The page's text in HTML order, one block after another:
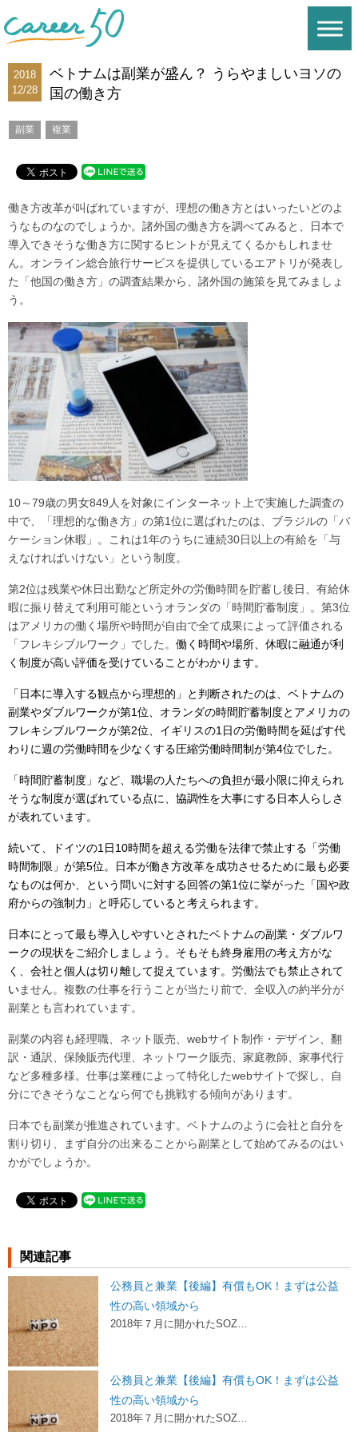
2018
12/28
ベトナムは副業が盛ん？ うらやましいヨソの
国の働き方
副業 複業
働き方改革が叫ばれていますが、理想の働き方とはいったいどのよ
うなものなのでしょうか。諸外国の働き方を調べてみると、日本で
導入できそうな働き方に関するヒントが見えてくるかもしれませ
ん。オンライン総合旅行サービスを提供しているエアトリが発表し
た「他国の働き方」の調査結果から、諸外国の施策を見てみましょ
う。
10～79歳の男女849人を対象にインターネット上で実施した調査の
中で、「理想的な働き方」の第1位に選ばれたのは、ブラジルの「バ
ケーション休暇」。これは1年のうちに連続30日以上の有給を「与
えなければいけない」という制度。
第2位は残業や休日出勤など所定外の労働時間を貯蓄し後日、有給休
暇に振り替えて利用可能というオランダの「時間貯蓄制度」。第3位
はアメリカの働く場所や時間が自由で全て成果によって評価される
「フレキシブルワーク」でした。 働く時間や場所、休暇に融通が利
く制度が高い評価を受けていることがわかります。
「日本に導入する観点から理想的」と判断されたのは、ベトナムの
副業やダブルワークが第1位、オランダの時間貯蓄制度とアメリカの
フレキシブルワークが第2位、イギリスの1日の労働時間を延ばす代
わりに週の労働時間を少なくする圧縮労働時間制が第4位でした。
「時間貯蓄制度」など、職場の人たちへの負担が最小限に抑えられ
そうな制度が選ばれている点に、協調性を大事にする日本人らしさ
が表れています。
続いて、ドイツの1日10時間を超える労働を法律で禁止する「労働
時間制限」が第5位。日本が働き方改革を成功させるために最も必要
なものは何か、という問いに対する回答の第1位に挙がった「国や政
府からの強制力」と呼応していると考えられます。
日本にとって最も導入しやすいとされたベトナムの副業・ダブルワ
ークの現状をご紹介しましょう。そもそも終身雇用の考え方がな
く、会社と個人は切り離して捉えています。労働法でも禁止されて
いません。複数の仕事を行うことが当たり前で、全収入の約半分が
副業とも言われています。
副業の内容も経理職、ネット販売、webサイト制作・デザイン、翻
訳・通訳、保険販売代理、ネットワーク販売、家庭教師、家事代行
など多種多様。仕事は業種によって特化したwebサイトで探し、自
分にできそうなことなら何でも挑戦する傾向があります。
日本でも副業が推進されています。ベトナムのように会社と自分を
割り切り、まず自分の出来ることから副業として始めてみるのはい
かがでしょうか。
関連記事
公務員と兼業【後編】有償もOK！まずは公益
性の高い領域から
2018年７月に開かれたSOZ…
公務員と兼業【後編】有償もOK！まずは公益
性の高い領域から
2018年７月に開かれたSOZ…